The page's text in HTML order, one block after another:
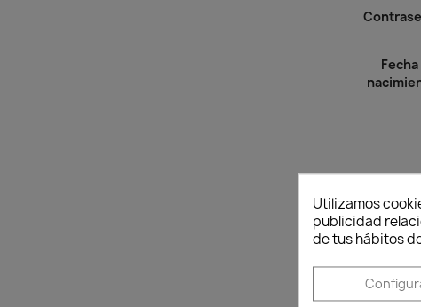
Fecha
Utilizamos
publicidad
de tus hábitos